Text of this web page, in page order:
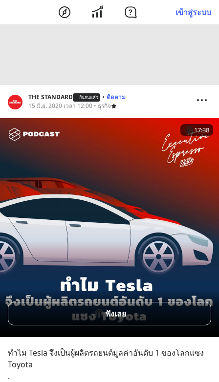
เข้าสู่ระบบ
THE STANDARD ยืนยันแล้ว • ติดตาม
15 มิ.ย. 2020 เวลา 12:00 • ธุรกิจ
17:38
ฟังเลย
ทำไม Tesla จึงเป็นผู้ผลิตรถยนต์มูลค่าอันดับ 1 ของโลกแซง
Toyota
.